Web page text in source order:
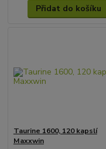
Přidat do košíku
Taurine 1600, 120 kapslí
Maxxwin